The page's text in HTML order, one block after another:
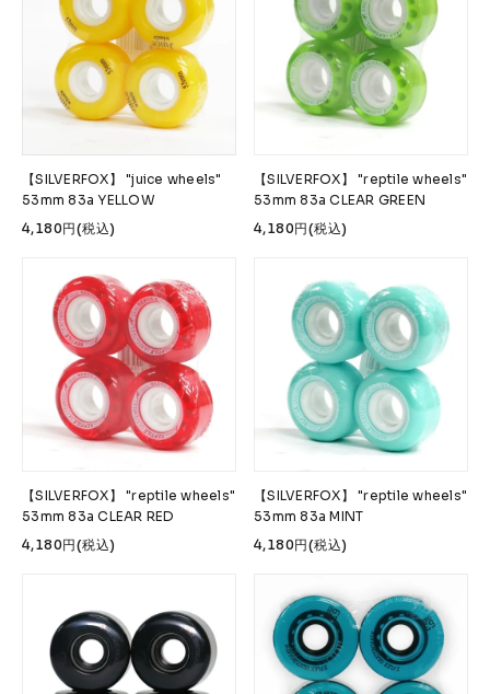
【SILVERFOX】 "juice wheels"
53mm 83a YELLOW
4,180円(税込)
【SILVERFOX】 "reptile wheels"
53mm 83a CLEAR GREEN
4,180円(税込)
【SILVERFOX】 "reptile wheels"
53mm 83a CLEAR RED
4,180円(税込)
【SILVERFOX】 "reptile wheels"
53mm 83a MINT
4,180円(税込)